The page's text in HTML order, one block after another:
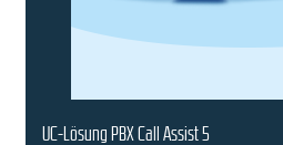
UC-Lösung PBX Call Assist 5